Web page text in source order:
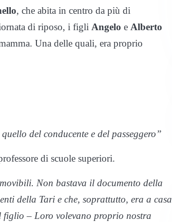
, che abita in centro da più di
di riposo, i figli Angelo e Alberto
Una delle quali, era proprio
del conducente e del passeggero”
di scuole superiori.
Non bastava il documento della
della Tari e che, soprattutto, era a casa
figlio – Loro volevano proprio nostra